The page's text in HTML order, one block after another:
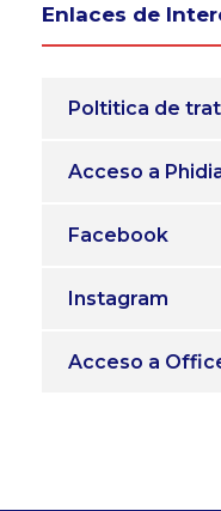
Enlaces de
Poltitica de
Acceso a
Facebook
Instagram
Acceso a